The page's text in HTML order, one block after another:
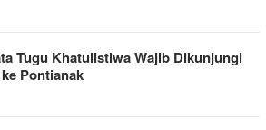
Tugu Khatulistiwa Wajib Dikunjungi
Pontianak